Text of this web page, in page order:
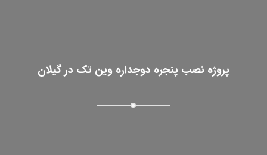
پروژه نصب پنجره دوجداره وین تک در گیلان